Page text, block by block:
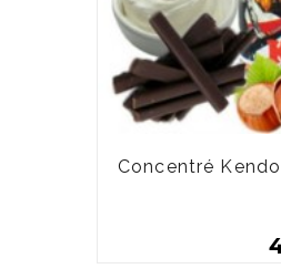
Concentré